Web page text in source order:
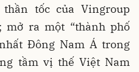
tốc của Vingroup
ra một “thành phố
Đông Nam Á trong
tầm vị thế Việt Nam